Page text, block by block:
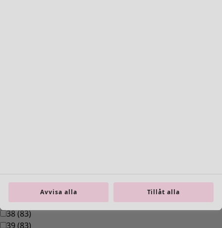
Avvisa alla Tillåt alla